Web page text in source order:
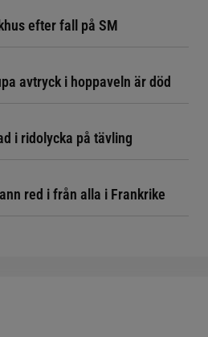
efter fall på SM
avtryck i hoppaveln är död
i ridolycka på tävling
red i från alla i Frankrike